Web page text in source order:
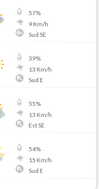
57%
9Km/h
Sud SE
39%
13 Km/h
Sud E
55%
13 Km/h
Est SE
54%
15 Km/h
Sud E